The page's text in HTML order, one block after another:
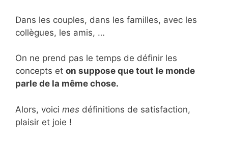
Dans les couples, dans les familles, avec les
collègues, les amis, …
On ne prend pas le temps de définir les
concepts et on suppose que tout le monde
parle de la même chose.
Alors, voici mes définitions de satisfaction,
plaisir et joie !